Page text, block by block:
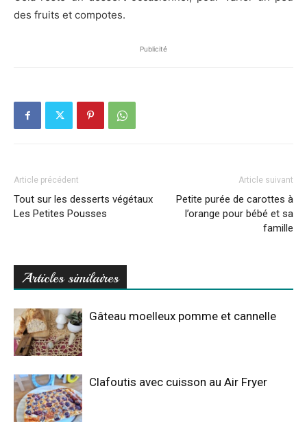
des fruits et compotes.
Publicité
Article précédent
Tout sur les desserts végétaux
Les Petites Pousses
Article suivant
Petite purée de carottes à
l’orange pour bébé et sa
famille
Articles similaires
Gâteau moelleux pomme et cannelle
Clafoutis avec cuisson au Air Fryer